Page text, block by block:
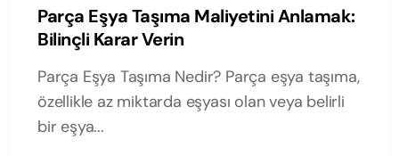
Parça Eşya Taşıma Maliyetini Anlamak:
Bilinçli Karar Verin
Parça Eşya Taşıma Nedir? Parça eşya taşıma,
özellikle az miktarda eşyası olan veya belirli
bir eşya...